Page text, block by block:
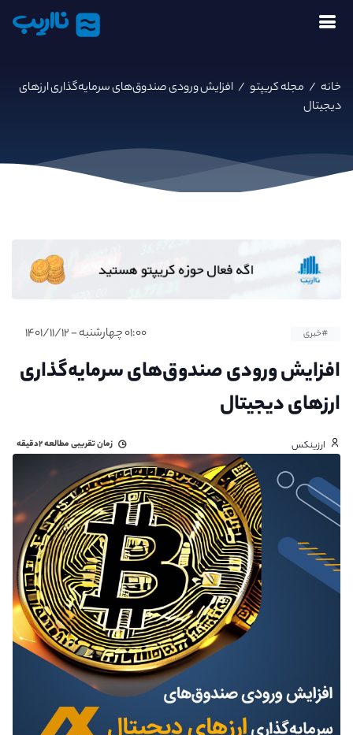
نااریب
خانه / مجله کریپتو / افزایش ورودی صندوق‌های سرمایه‌گذاری ارزهای
دیجیتال
#خبری ۰۱:۰۰ چهارشنبه - ۱۴۰۱/۱۱/۱۲
افزایش ورودی صندوق‌های سرمایه‌گذاری
ارزهای دیجیتال
ارزینکس زمان تقریبی مطالعه۲دقیقه